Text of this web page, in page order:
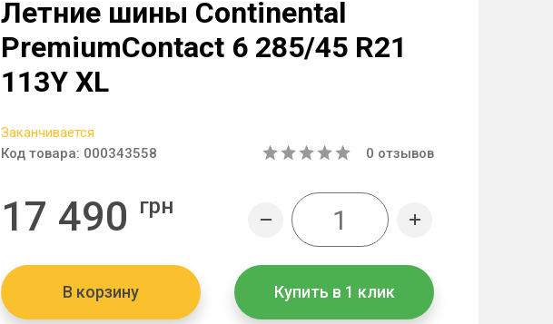
Летние шины Continental
PremiumContact 6 285/45 R21
113Y XL
Заканчивается
Код товара: 000343558 0 отзывов
17 490 грн
В корзину Купить в 1 клик